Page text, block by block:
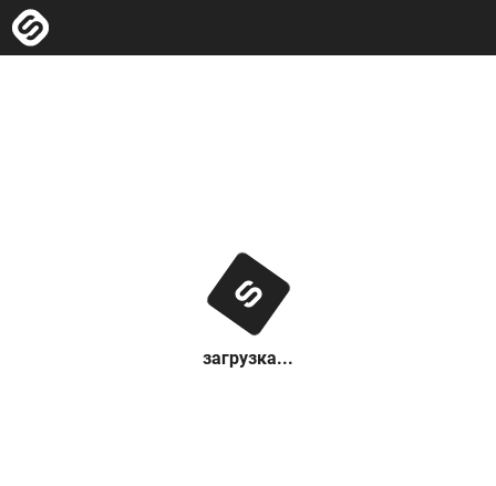
загрузка...